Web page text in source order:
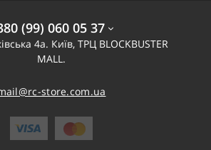
(99) 060 05 37
4а. Київ, ТРЦ BLOCKBUSTER
MALL.
store.com.ua